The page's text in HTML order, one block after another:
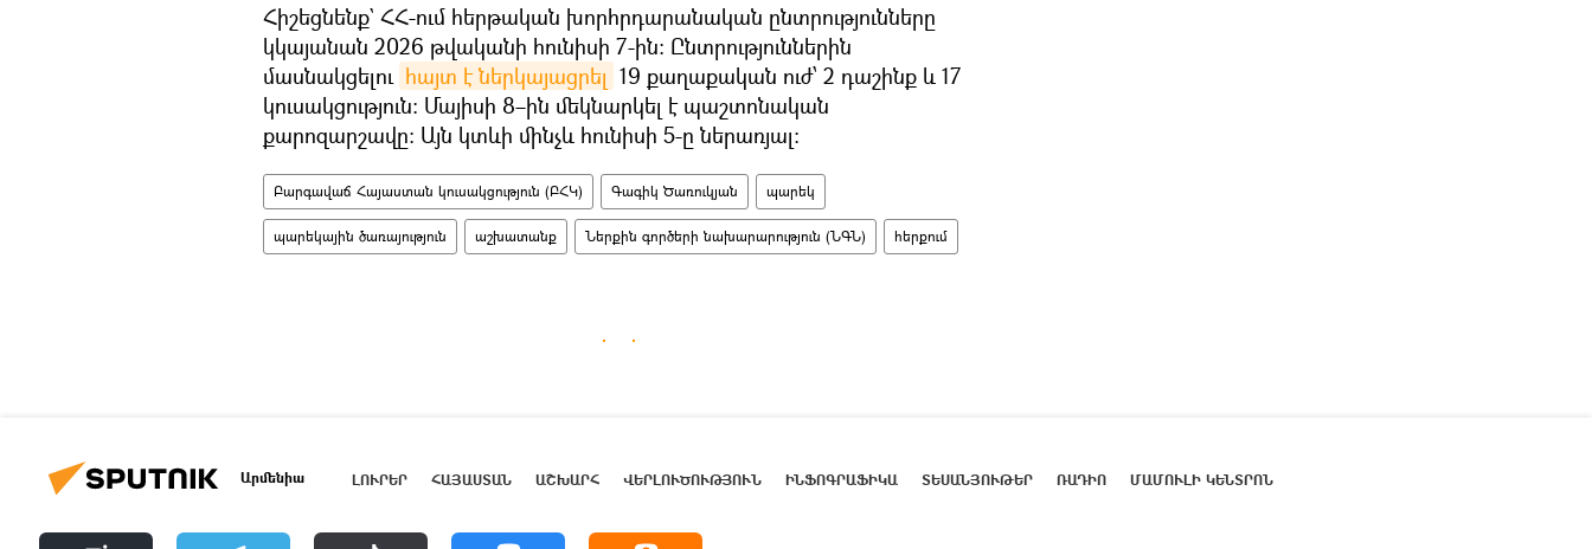
Հիշեցնենք` ՀՀ-ում հերթական խորհրդարանական ընտրությունները
կկայանան 2026 թվականի հունիսի 7-ին։ Ընտրություններին
մասնակցելու հայտ է ներկայացրել 19 քաղաքական ուժ՝ 2 դաշինք և 17
կուսակցություն։ Մայիսի 8–ին մեկնարկել է պաշտոնական
քարոզարշավը։ Այն կտևի մինչև հունիսի 5-ը ներառյալ։
Բարգավաճ Հայաստան կուսակցություն (ԲՀԿ) Գագիկ Ծառուկյան պարեկ
պարեկային ծառայություն աշխատանք Ներքին գործերի նախարարություն (ՆԳՆ) հերքում
Արմենիա ԼՈՒՐԵՐ ՀԱՅԱՍՏԱՆ ԱՇԽԱՐՀ ՎԵՐԼՈՒԾՈՒԹՅՈՒՆ ԻՆՖՈԳՐԱՖԻԿԱ ՏԵՍԱՆՅՈՒԹԵՐ ՌԱԴԻՈ ՄԱՄՈՒԼԻ ԿԵՆՏՐՈՆ